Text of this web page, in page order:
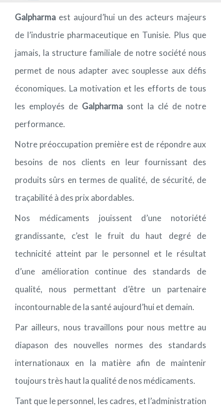
CARRIÈRES
CONTACTEZ-NOUS
Galpharma est aujourd’hui un des acteurs majeurs
de l’industrie pharmaceutique en Tunisie. Plus que
jamais, la structure familiale de notre société nous
permet de nous adapter avec souplesse aux défis
économiques. La motivation et les efforts de tous
les employés de Galpharma sont la clé de notre
performance.
Notre préoccupation première est de répondre aux
besoins de nos clients en leur fournissant des
produits sûrs en termes de qualité, de sécurité, de
traçabilité à des prix abordables.
Nos médicaments jouissent d’une notoriété
grandissante, c’est le fruit du haut degré de
technicité atteint par le personnel et le résultat
d’une amélioration continue des standards de
qualité, nous permettant d’être un partenaire
incontournable de la santé aujourd’hui et demain.
Par ailleurs, nous travaillons pour nous mettre au
diapason des nouvelles normes des standards
internationaux en la matière afin de maintenir
toujours très haut la qualité de nos médicaments.
Tant que le personnel, les cadres, et l’administration